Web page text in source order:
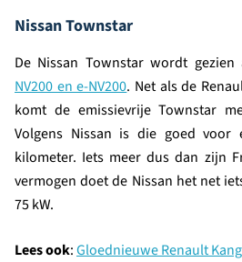
Nissan Townstar
De Nissan Townstar wordt
NV200 en e-NV200. Net als de
komt de emissievrije Townstar
Volgens Nissan is die goed voor
kilometer. Iets meer dus dan zijn
vermogen doet de Nissan het net
75 kW.
Lees ook:Gloednieuwe Renault